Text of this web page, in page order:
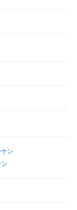
ン
ン